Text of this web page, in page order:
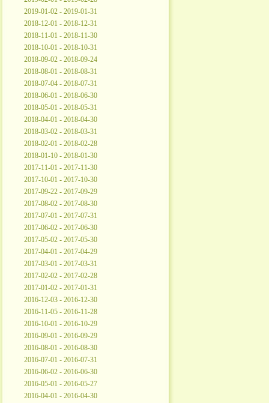
2019-01-02 - 2019-01-31
2018-12-01 - 2018-12-31
2018-11-01 - 2018-11-30
2018-10-01 - 2018-10-31
2018-09-02 - 2018-09-24
2018-08-01 - 2018-08-31
2018-07-04 - 2018-07-31
2018-06-01 - 2018-06-30
2018-05-01 - 2018-05-31
2018-04-01 - 2018-04-30
2018-03-02 - 2018-03-31
2018-02-01 - 2018-02-28
2018-01-10 - 2018-01-30
2017-11-01 - 2017-11-30
2017-10-01 - 2017-10-30
2017-09-22 - 2017-09-29
2017-08-02 - 2017-08-30
2017-07-01 - 2017-07-31
2017-06-02 - 2017-06-30
2017-05-02 - 2017-05-30
2017-04-01 - 2017-04-29
2017-03-01 - 2017-03-31
2017-02-02 - 2017-02-28
2017-01-02 - 2017-01-31
2016-12-03 - 2016-12-30
2016-11-05 - 2016-11-28
2016-10-01 - 2016-10-29
2016-09-01 - 2016-09-29
2016-08-01 - 2016-08-30
2016-07-01 - 2016-07-31
2016-06-02 - 2016-06-30
2016-05-01 - 2016-05-27
2016-04-01 - 2016-04-30